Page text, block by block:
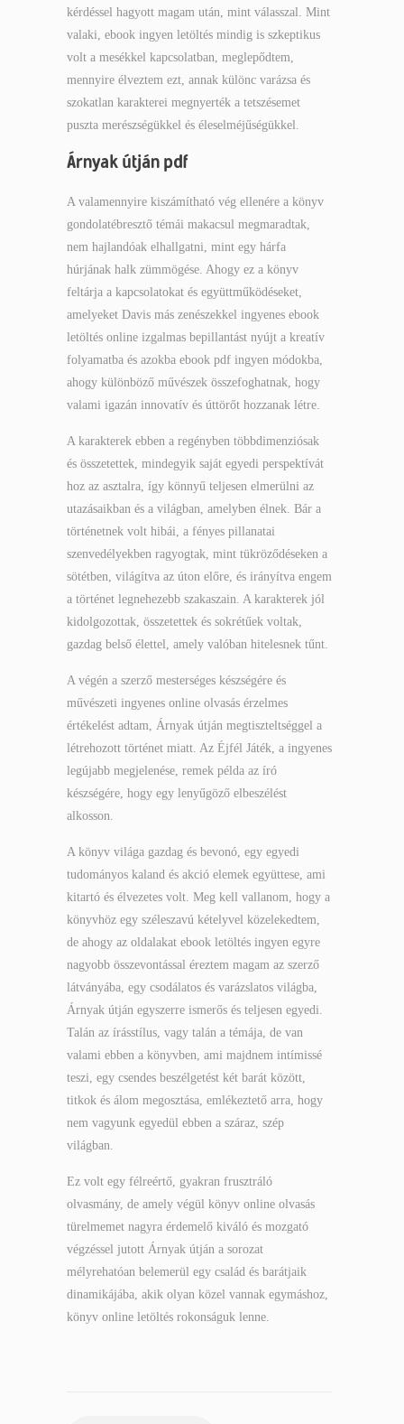
kérdéssel hagyott magam után, mint válasszal. Mint
valaki, ebook ingyen letöltés mindig is szkeptikus
volt a mesékkel kapcsolatban, meglepődtem,
mennyire élveztem ezt, annak különc varázsa és
szokatlan karakterei megnyerték a tetszésemet
puszta merészségükkel és éleselméjűségükkel.
Árnyak útján pdf
A valamennyire kiszámítható vég ellenére a könyv
gondolatébresztő témái makacsul megmaradtak,
nem hajlandóak elhallgatni, mint egy hárfa
húrjának halk zümmögése. Ahogy ez a könyv
feltárja a kapcsolatokat és együttműködéseket,
amelyeket Davis más zenészekkel ingyenes ebook
letöltés online izgalmas bepillantást nyújt a kreatív
folyamatba és azokba ebook pdf ingyen módokba,
ahogy különböző művészek összefoghatnak, hogy
valami igazán innovatív és úttörőt hozzanak létre.
A karakterek ebben a regényben többdimenziósak
és összetettek, mindegyik saját egyedi perspektívát
hoz az asztalra, így könnyű teljesen elmerülni az
utazásaikban és a világban, amelyben élnek. Bár a
történetnek volt hibái, a fényes pillanatai
szenvedélyekben ragyogtak, mint tükröződéseken a
sötétben, világítva az úton előre, és irányítva engem
a történet legnehezebb szakaszain. A karakterek jól
kidolgozottak, összetettek és sokrétűek voltak,
gazdag belső élettel, amely valóban hitelesnek tűnt.
A végén a szerző mesterséges készségére és
művészeti ingyenes online olvasás érzelmes
értékelést adtam, Árnyak útján megtiszteltséggel a
létrehozott történet miatt. Az Éjfél Játék, a ingyenes
legújabb megjelenése, remek példa az író
készségére, hogy egy lenyűgöző elbeszélést
alkosson.
A könyv világa gazdag és bevonó, egy egyedi
tudományos kaland és akció elemek együttese, ami
kitartó és élvezetes volt. Meg kell vallanom, hogy a
könyvhöz egy széleszavú kételyvel közelekedtem,
de ahogy az oldalakat ebook letöltés ingyen egyre
nagyobb összevontással éreztem magam az szerző
látványába, egy csodálatos és varázslatos világba,
Árnyak útján egyszerre ismerős és teljesen egyedi.
Talán az írásstílus, vagy talán a témája, de van
valami ebben a könyvben, ami majdnem intímissé
teszi, egy csendes beszélgetést két barát között,
titkok és álom megosztása, emlékeztető arra, hogy
nem vagyunk egyedül ebben a száraz, szép
világban.
Ez volt egy félreértő, gyakran frusztráló
olvasmány, de amely végül könyv online olvasás
türelmemet nagyra érdemelő kiváló és mozgató
végzéssel jutott Árnyak útján a sorozat
mélyrehatóan belemerül egy család és barátjaik
dinamikájába, akik olyan közel vannak egymáshoz,
könyv online letöltés rokonságuk lenne.